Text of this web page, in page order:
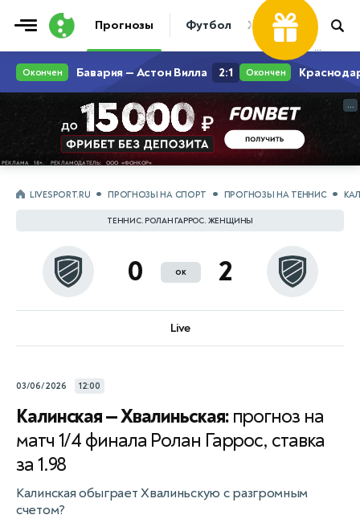
Прогнозы Футбол Хоккей Теннис
Фрибет
...
...
LIVESPORT.RU ПРОГНОЗЫ НА СПОРТ ПРОГНОЗЫ НА ТЕННИС
ТЕННИС. РОЛАН ГАРРОС. ЖЕНЩИНЫ
0 ок 2
Live
03/06/2026 12:00
Калинская — Хвалиньская: прогноз на
матч 1/4 финала Ролан Гаррос, ставка
за 1.98
Калинская обыграет Хвалиньскую с разгромным
счетом?